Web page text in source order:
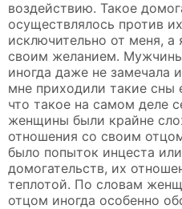
воздействию. Такое
осуществлялось против
исключительно от меня, а
своим желанием.
иногда даже не замечала
мне приходили такие сны
что такое на самом деле
женщины были крайне
отношения со своим
было попыток инцеста
домогательств, их
теплотой. По словам
отцом иногда особенно